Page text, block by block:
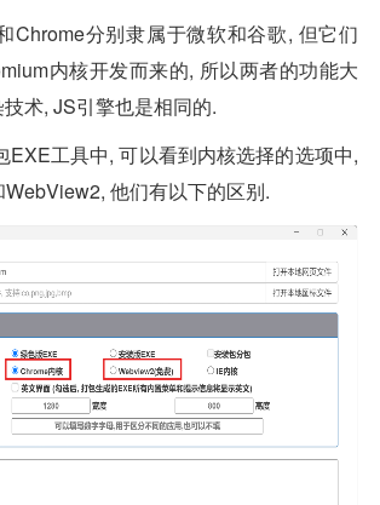
Chrome分别隶属于微软和谷歌, 但它们
内核开发而来的, 所以两者的功能大
术, JS引擎也是相同的.
EXE工具中, 可以看到内核选择的选项中,
他们有以下的区别.